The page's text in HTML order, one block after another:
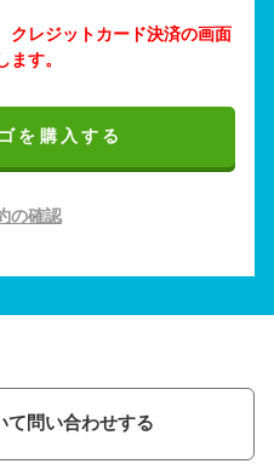
クレジットカード決済の画面
す。
を購入する
の確認
て問い合わせする